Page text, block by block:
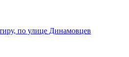
по улице Динамовцев